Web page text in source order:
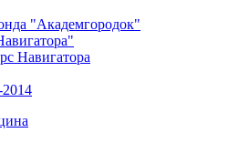
"Академгородок"
Навигатора